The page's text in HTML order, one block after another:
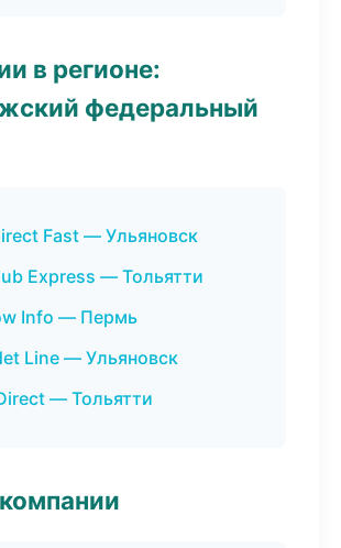
в регионе:
федеральный
Fast — Ульяновск
Express — Тольятти
Info — Пермь
Line — Ульяновск
— Тольятти